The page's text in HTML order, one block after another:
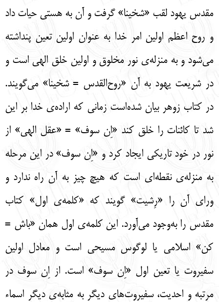
مقدس یهود لقب «شخینا» گرفت و آن به هستی حیات داد
و روح اعظم اولین امر خدا به عنوان اولین تعین پنداشته
می‌شود و به منزله‌ی نور مخلوق و اولین خلق الهی است و
در شریعت یهود به آن «روح‌القدس = شخینا» می‌گویند.
در کتاب زوهر بیان شده‌است زمانی که اراده‌ی خدا بر این
شد تا کائنات را خلق کند «اِن سوف» = «عقل الهی» از
نور در خود تاریکی ایجاد کرد و «اِن سوف» در این مرحله
به منزله‌ی نقطه‌ای است که هیچ چیز به آن راه ندارد و
ورای آن را «رِشیت» گویند که «کلمه‌ی اول» کتاب
مقدس را به‌وجود می‌آورد. این کلمه‌ی اول همان «باش =
کن» اسلامی یا لوگوس مسیحی است و معادل اولین
سفیروت یا تعین اول «اِن سوف» است. از اِن سوف در
مرتبه و احدیت، سفیروت‌های دیگر به مثابه‌ی دیگر اسماء